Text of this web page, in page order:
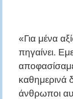
«Για μένα
πηγαίνει.
καθημερινά
άνθρωποι